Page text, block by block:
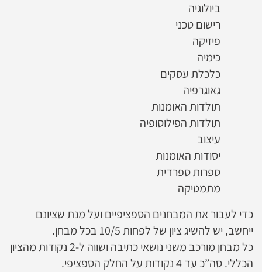
ביולוגיה
רישום טכני
פיזיקה
כימיה
כלכלת עסקים
גאוגרפיה
תולדות האומנות
תולדות הפילוסופיה
עיצוב
יסודות האומנות
ספרות ספרדית
מתמטיקה
כדי לעבור את המבחנים הספציפיים ועל מנת שציונם
ייחשב, יש להשיג ציון של לפחות 10/5 בכל מבחן.
כל מבחן מורכב משני נושאי כתיבה ושווה ל-2 נקודות מהציון
הכללי. סה”כ עד 4 נקודות על החלק הספציפי.